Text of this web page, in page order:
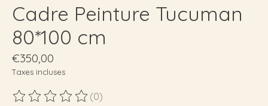
Cadre Peinture Tucuman
80*100 cm
€350,00
Taxes incluses
Ce produit est évalué à
(0)